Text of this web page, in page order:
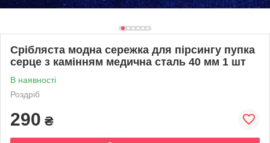
Срібляста модна сережка для пірсингу пупка
серце з камінням медична сталь 40 мм 1 шт
В наявності
Роздріб
290 ₴